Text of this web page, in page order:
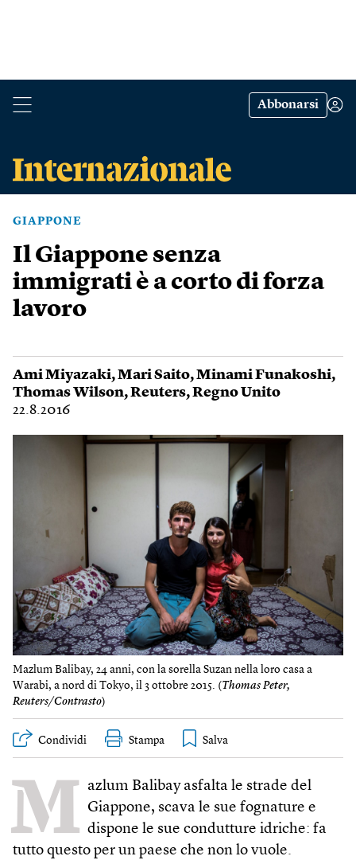
Abbonarsi
GIAPPONE
Il Giappone senza
immigrati è a corto di forza
lavoro
Ami Miyazaki,Mari Saito,Minami Funakoshi,
Thomas Wilson,Reuters,Regno Unito
22.8.2016
Mazlum Balibay, 24 anni, con la sorella Suzan nella loro casa a
Warabi, a nord di Tokyo, il 3 ottobre 2015. (Thomas Peter,
Reuters/Contrasto)
Condividi Stampa
M azlum Balibay asfalta le strade del
Giappone, scava le sue fognature e
dispone le sue condutture idriche: fa
tutto questo per un paese che non lo vuole.